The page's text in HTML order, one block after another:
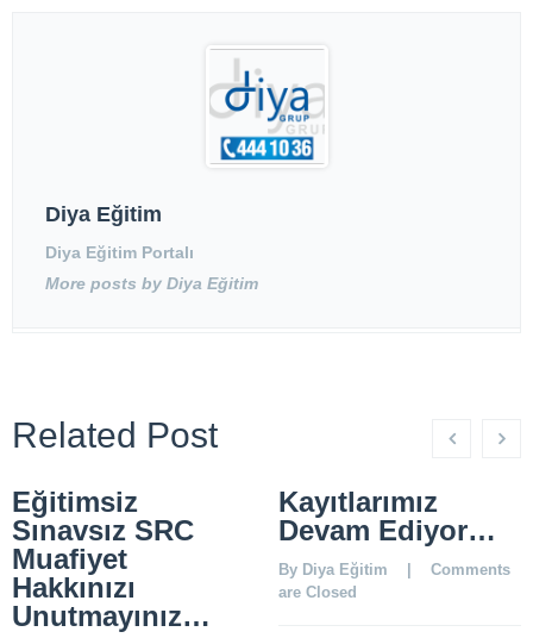
Diya Eğitim
Diya Eğitim Portalı
More posts by Diya Eğitim
Related Post
Eğitimsiz
Sınavsız SRC
Muafiyet
Hakkınızı
Unutmayınız…
Kayıtlarımız
Devam Ediyor…
By Diya Eğitim
Comments
are Closed